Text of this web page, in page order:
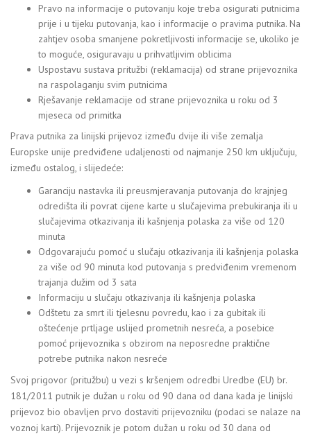
Pravo na informacije o putovanju koje treba osigurati putnicima
prije i u tijeku putovanja, kao i informacije o pravima putnika. Na
zahtjev osoba smanjene pokretljivosti informacije se, ukoliko je
to moguće, osiguravaju u prihvatljivim oblicima
Uspostavu sustava pritužbi (reklamacija) od strane prijevoznika
na raspolaganju svim putnicima
Rješavanje reklamacije od strane prijevoznika u roku od 3
mjeseca od primitka
Prava putnika za linijski prijevoz između dvije ili više zemalja
Europske unije predviđene udaljenosti od najmanje 250 km uključuju,
između ostalog, i slijedeće:
Garanciju nastavka ili preusmjeravanja putovanja do krajnjeg
odredišta ili povrat cijene karte u slučajevima prebukiranja ili u
slučajevima otkazivanja ili kašnjenja polaska za više od 120
minuta
Odgovarajuću pomoć u slučaju otkazivanja ili kašnjenja polaska
za više od 90 minuta kod putovanja s predviđenim vremenom
trajanja dužim od 3 sata
Informaciju u slučaju otkazivanja ili kašnjenja polaska
Odštetu za smrt ili tjelesnu povredu, kao i za gubitak ili
oštećenje prtljage uslijed prometnih nesreća, a posebice
pomoć prijevoznika s obzirom na neposredne praktične
potrebe putnika nakon nesreće
Svoj prigovor (pritužbu) u vezi s kršenjem odredbi Uredbe (EU) br.
181/2011 putnik je dužan u roku od 90 dana od dana kada je linijski
prijevoz bio obavljen prvo dostaviti prijevozniku (podaci se nalaze na
voznoj karti). Prijevoznik je potom dužan u roku od 30 dana od